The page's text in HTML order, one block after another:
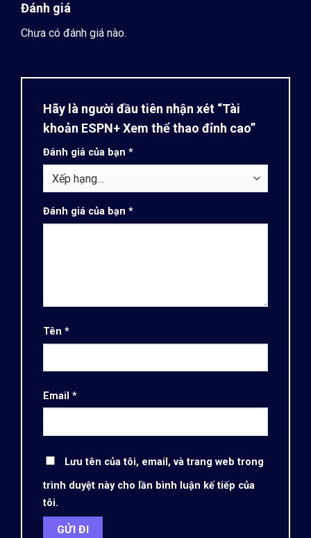
Đánh giá
Chưa có đánh giá nào.
Hãy là người đầu tiên nhận xét “Tài
khoản ESPN+ Xem thể thao đỉnh cao”
Đánh giá của bạn *
Đánh giá của bạn *
Tên *
Email *
Lưu tên của tôi, email, và trang web trong
trình duyệt này cho lần bình luận kế tiếp của
tôi.